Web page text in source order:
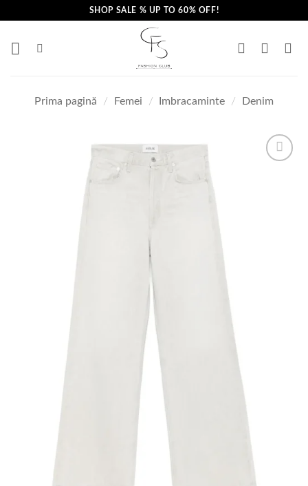
content
SHOP SALE % UP TO 60% OFF!
Prima pagină / Femei / Imbracaminte / Denim